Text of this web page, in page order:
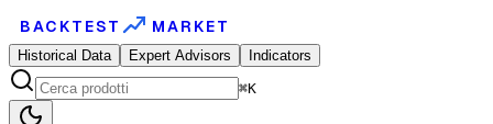
BACKTEST MARKET
Historical Data Expert Advisors
Indicators
⌘K